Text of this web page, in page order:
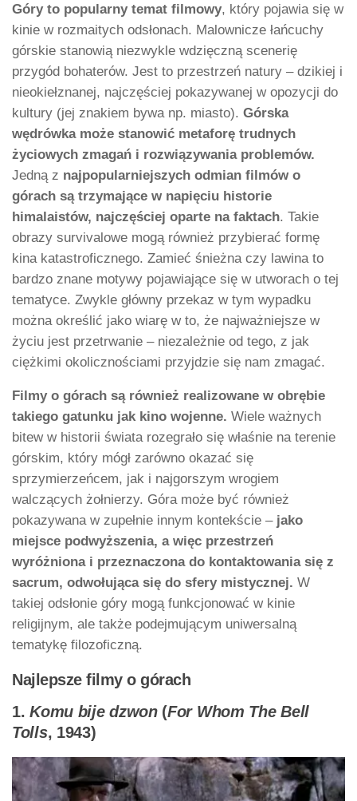
Góry to popularny temat filmowy, który pojawia się w
kinie w rozmaitych odsłonach. Malownicze łańcuchy
górskie stanowią niezwykle wdzięczną scenerię
przygód bohaterów. Jest to przestrzeń natury – dzikiej i
nieokiełznanej, najczęściej pokazywanej w opozycji do
kultury (jej znakiem bywa np. miasto). Górska
wędrówka może stanowić metaforę trudnych
życiowych zmagań i rozwiązywania problemów.
Jedną z najpopularniejszych odmian filmów o
górach są trzymające w napięciu historie
himalaistów, najczęściej oparte na faktach. Takie
obrazy survivalowe mogą również przybierać formę
kina katastroficznego. Zamieć śnieżna czy lawina to
bardzo znane motywy pojawiające się w utworach o tej
tematyce. Zwykle główny przekaz w tym wypadku
można określić jako wiarę w to, że najważniejsze w
życiu jest przetrwanie – niezależnie od tego, z jak
ciężkimi okolicznościami przyjdzie się nam zmagać.
Filmy o górach są również realizowane w obrębie
takiego gatunku jak kino wojenne. Wiele ważnych
bitew w historii świata rozegrało się właśnie na terenie
górskim, który mógł zarówno okazać się
sprzymierzeńcem, jak i najgorszym wrogiem
walczących żołnierzy. Góra może być również
pokazywana w zupełnie innym kontekście – jako
miejsce podwyższenia, a więc przestrzeń
wyróżniona i przeznaczona do kontaktowania się z
sacrum, odwołująca się do sfery mistycznej. W
takiej odsłonie góry mogą funkcjonować w kinie
religijnym, ale także podejmującym uniwersalną
tematykę filozoficzną.
Najlepsze filmy o górach
1.Komu bije dzwon(For Whom The Bell
Tolls, 1943)